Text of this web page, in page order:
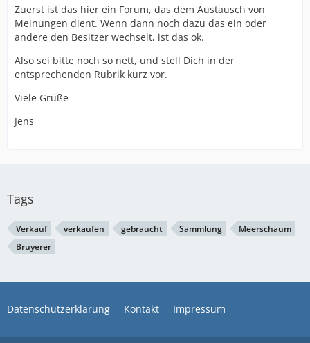
Zuerst ist das hier ein Forum, das dem Austausch von
Meinungen dient. Wenn dann noch dazu das ein oder
andere den Besitzer wechselt, ist das ok.
Also sei bitte noch so nett, und stell Dich in der
entsprechenden Rubrik kurz vor.
Viele Grüße
Jens
Tags
Verkauf verkaufen gebraucht Sammlung
Meerschaum
Bruyerer
Datenschutzerklärung Kontakt Impressum